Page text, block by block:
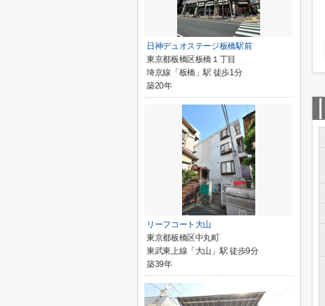
日神デュオステージ板橋駅前
東京都板橋区板橋１丁目
埼京線「板橋」駅 徒歩1分
築20年
リーフコート大山
東京都板橋区中丸町
東武東上線「大山」駅 徒歩9分
築39年